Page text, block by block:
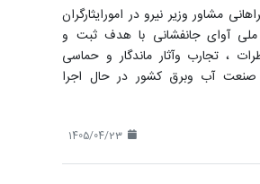
مشاور وزیر نیرو در امورایثارگران
آوای جانفشانی با هدف ثبت و
، تجارب وآثار ماندگار و حماسی
صنعت آب وبرق کشور در حال اجرا